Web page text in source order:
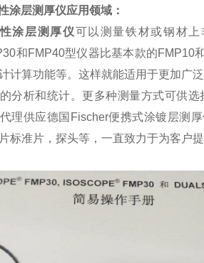
涂层测厚仪应用领域：
涂层测厚仪可以测量铁材或钢材
和FMP40型仪器比基本款的FMP10
计算功能等。这样就能适用于更加广
分析和统计。更多种测量方式可供
理供应德国 Fischer便携式涂镀层测
标准片，探头等，一直致力于为客户